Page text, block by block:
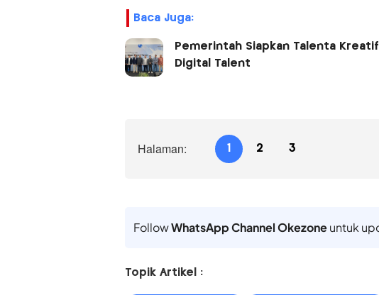
Baca Juga:
Pemerintah Siapkan Talenta
Digital Talent
Halaman: 1 2 3
FollowWhatsApp Channel Okezoneuntuk
Topik Artikel :